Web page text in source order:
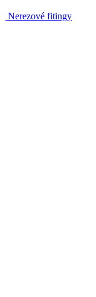
Nerezové fitingy